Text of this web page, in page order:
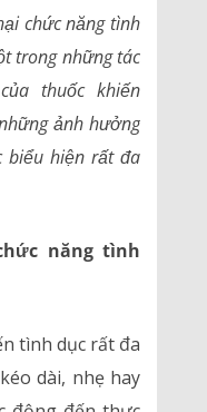
chức năng tình
trong những tác
thuốc khiến
ảnh hưởng
biểu hiện rất đa
năng tình
tình dục rất đa
dài, nhẹ hay